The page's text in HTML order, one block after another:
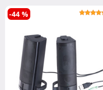
-44 %